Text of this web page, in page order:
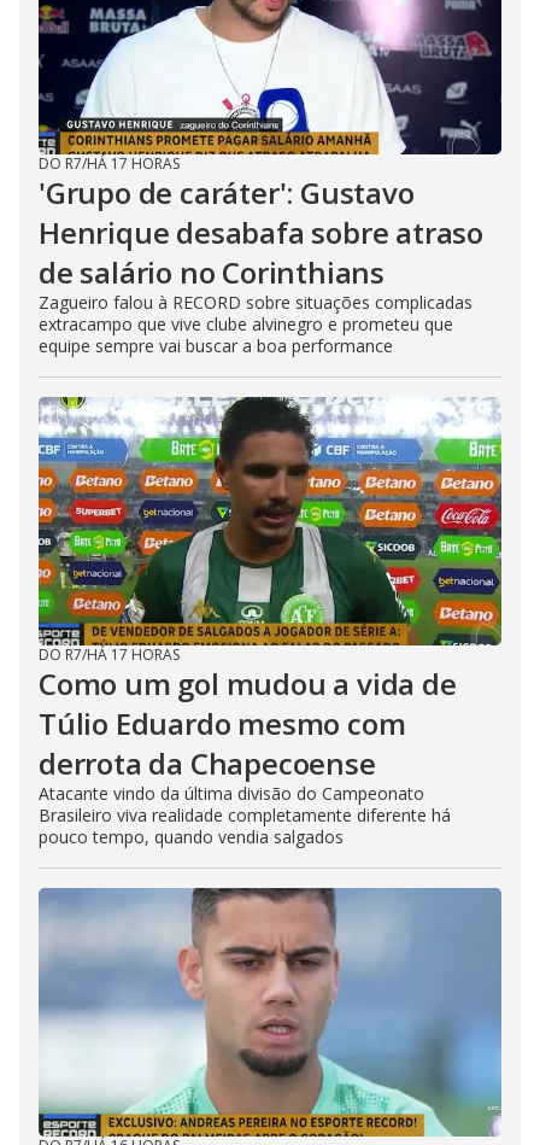
DO R7/HÁ 17 HORAS
'Grupo de caráter': Gustavo
Henrique desabafa sobre atraso
de salário no Corinthians
Zagueiro falou à RECORD sobre situações complicadas
extracampo que vive clube alvinegro e prometeu que
equipe sempre vai buscar a boa performance
DO R7/HÁ 17 HORAS
Como um gol mudou a vida de
Túlio Eduardo mesmo com
derrota da Chapecoense
Atacante vindo da última divisão do Campeonato
Brasileiro viva realidade completamente diferente há
pouco tempo, quando vendia salgados